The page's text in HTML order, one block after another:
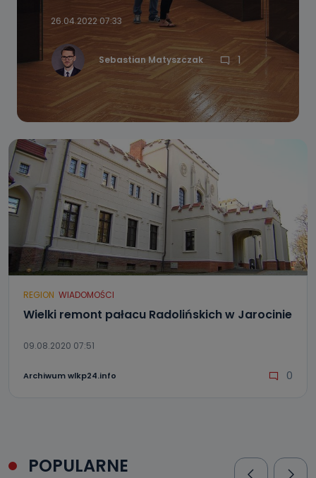
26.04.2022 07:33
Sebastian Matyszczak 1
REGION WIADOMOŚCI
Wielki remont pałacu Radolińskich w Jarocinie
09.08.2020 07:51
Archiwum wlkp24.info 0
POPULARNE